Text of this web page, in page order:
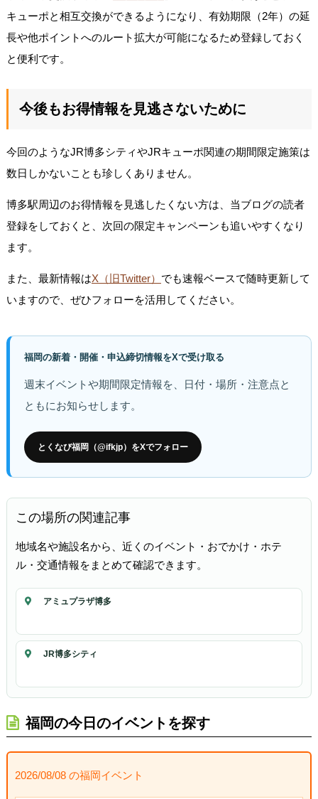
キューポと相互交換ができるようになり、有効期限（2年）の延
長や他ポイントへのルート拡大が可能になるため登録しておく
と便利です。
今後もお得情報を見逃さないために
今回のようなJR博多シティやJRキューポ関連の期間限定施策は
数日しかないことも珍しくありません。
博多駅周辺のお得情報を見逃したくない方は、当ブログの読者
登録をしておくと、次回の限定キャンペーンも追いやすくなり
ます。
また、最新情報はX（旧Twitter） でも速報ベースで随時更新して
いますので、ぜひフォローを活用してください。
福岡の新着・開催・申込締切情報をXで受け取る
週末イベントや期間限定情報を、日付・場所・注意点と
ともにお知らせします。
とくなび福岡（@ifkjp）をXでフォロー
この場所の関連記事
地域名や施設名から、近くのイベント・おでかけ・ホテ
ル・交通情報をまとめて確認できます。
アミュプラザ博多
JR博多シティ
福岡の今日のイベントを探す
2026/08/08 の福岡イベント